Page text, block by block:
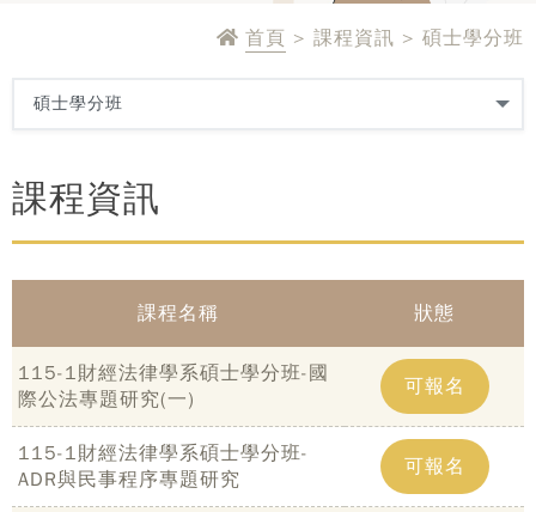
首頁 > 課程資訊 > 碩士學分班
課程資訊
課程名稱 狀態
115-1財經法律學系碩士學分班-國
際公法專題研究(一)
可報名
115-1財經法律學系碩士學分班-
ADR與民事程序專題研究
可報名